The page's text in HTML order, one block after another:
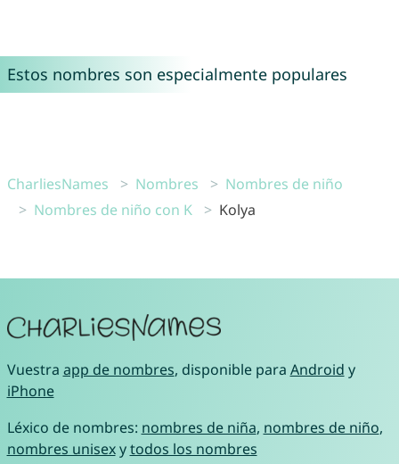
Estos nombres son especialmente populares
CharliesNames Nombres
Nombres de niño
Nombres de niño con K
Kolya
Vuestra app de nombres, disponible para Android y
iPhone
Léxico de nombres: nombres de niña, nombres de niño,
nombres unisexytodos los nombres